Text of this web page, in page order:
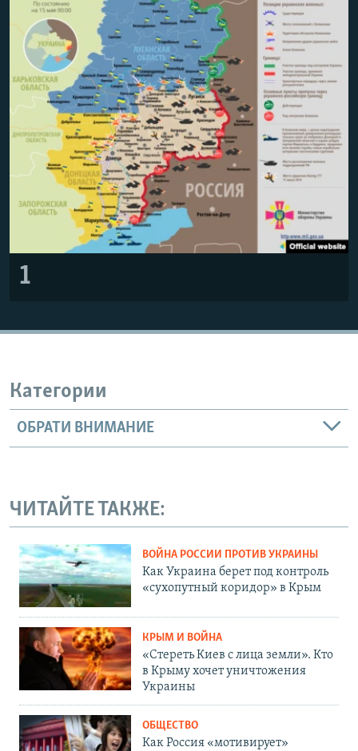
ПОБЕДИТЕЛЕЙ НЕ СУДЯТ?
КРЫМ.НЕПОКОРЕННЫЙ
ELIFBE
УКРАИНСКАЯ ПРОБЛЕМА КРЫМА
ПРИСОЕДИНЯЙТЕСЬ!
Все сайты RFE/RL
1
Категории
ОБРАТИ ВНИМАНИЕ
ЧИТАЙТЕ ТАКЖЕ:
ВОЙНА РОССИИ ПРОТИВ УКРАИНЫ
Как Украина берет под контроль
«сухопутный коридор» в Крым
КРЫМ И ВОЙНА
«Стереть Киев с лица земли». Кто
в Крыму хочет уничтожения
Украины
ОБЩЕСТВО
Как Россия «мотивирует»